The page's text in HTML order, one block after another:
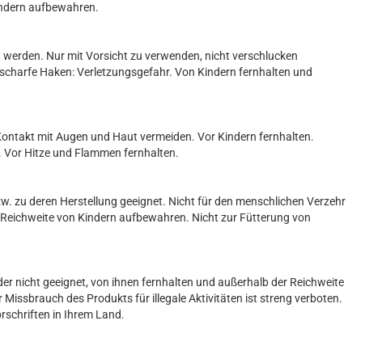
aufbewahren.
Nur mit Vorsicht zu verwenden, nicht verschlucken
Haken: Verletzungsgefahr. Von Kindern fernhalten und
mit Augen und Haut vermeiden. Vor Kindern fernhalten.
Hitze und Flammen fernhalten.
zu deren Herstellung geeignet. Nicht für den menschlichen Verzehr
von Kindern aufbewahren. Nicht zur Fütterung von
nicht geeignet, von ihnen fernhalten und außerhalb der Reichweite
des Produkts für illegale Aktivitäten ist streng verboten.
in Ihrem Land.